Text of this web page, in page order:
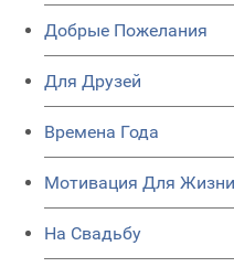
Добрые Пожелания
Для Друзей
Времена Года
Мотивация Для Жизни
На Свадьбу